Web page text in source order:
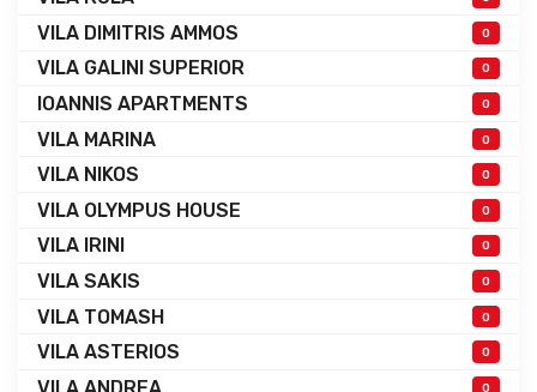
VILA DIMITRIS AMMOS 0
VILA GALINI SUPERIOR 0
IOANNIS APARTMENTS 0
VILA MARINA 0
VILA NIKOS 0
VILA OLYMPUS HOUSE 0
VILA IRINI 0
VILA SAKIS 0
VILA TOMASH 0
VILA ASTERIOS 0
0